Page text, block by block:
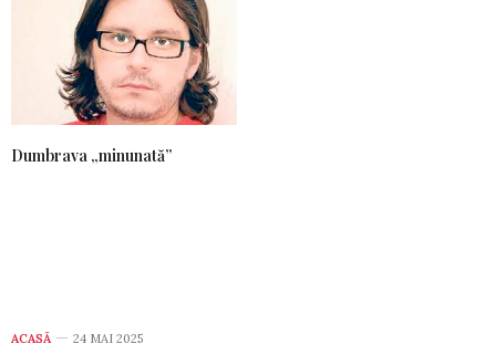
Dumbrava „minunată”
ACASĂ 24 MAI 2025